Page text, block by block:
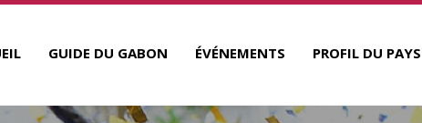
GUIDE DU GABON ÉVÉNEMENTS PROFIL DU PAYS